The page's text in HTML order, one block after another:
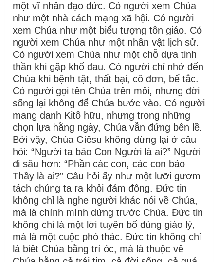
một vĩ nhân đạo đức. Có người xem Chúa
như một nhà cách mạng xã hội. Có người
xem Chúa như một biểu tượng tôn giáo. Có
người xem Chúa như một nhân vật lịch sử.
Có người xem Chúa như một chỗ dựa tinh
thần khi gặp khổ đau. Có người chỉ nhớ đến
Chúa khi bệnh tật, thất bại, cô đơn, bế tắc.
Có người gọi tên Chúa trên môi, nhưng đời
sống lại không để Chúa bước vào. Có người
mang danh Kitô hữu, nhưng trong những
chọn lựa hằng ngày, Chúa vẫn đứng bên lề.
Bởi vậy, Chúa Giêsu không dừng lại ở câu
hỏi: “Người ta bảo Con Người là ai?” Người
đi sâu hơn: “Phần các con, các con bảo
Thầy là ai?” Câu hỏi ấy như một lưỡi gươm
tách chúng ta ra khỏi đám đông. Đức tin
không chỉ là nghe người khác nói về Chúa,
mà là chính mình đứng trước Chúa. Đức tin
không chỉ là một lời tuyên bố đúng giáo lý,
mà là một cuộc phó thác. Đức tin không chỉ
là biết Chúa bằng trí óc, mà là thuộc về